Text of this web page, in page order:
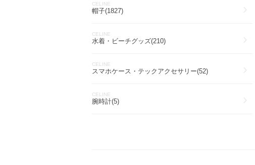
CELINE
帽子(1827)
CELINE
水着・ビーチグッズ(210)
CELINE
スマホケース・テックアクセサリー(52)
CELINE
腕時計(5)